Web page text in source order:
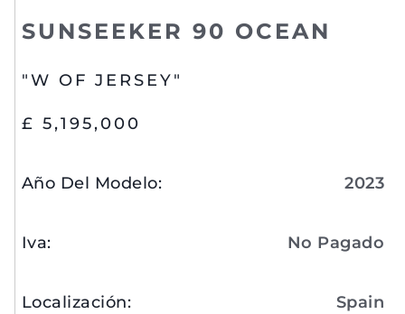
SUNSEEKER 90 OCEAN
"W OF JERSEY"
£ 5,195,000
Año Del Modelo: 2023
Iva: No Pagado
Localización: Spain